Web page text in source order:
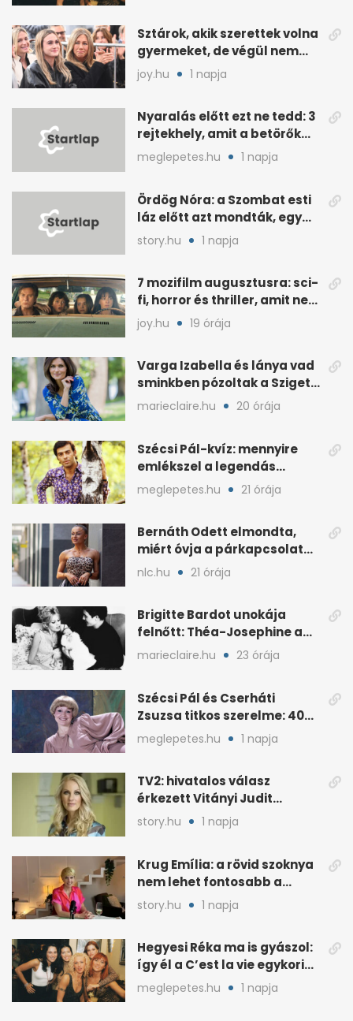
Sztárok, akik szerettek volna
gyermeket, de végül nem
született nekik
joy.hu 1 napja
Nyaralás előtt ezt ne tedd: 3
rejtekhely, amit a betörők
ismernek
meglepetes.hu 1 napja
Ördög Nóra: a Szombat esti
láz előtt azt mondták, egy
hét alatt fogyjon
story.hu 1 napja
7 mozifilm augusztusra: sci-
fi, horror és thriller, amit nem
érdemes kihagyni
joy.hu 19 órája
Varga Izabella és lánya vad
sminkben pózoltak a Sziget
előtt
marieclaire.hu 20 órája
Szécsi Pál-kvíz: mennyire
emlékszel a legendás
énekes történetére?
meglepetes.hu 21 órája
Bernáth Odett elmondta,
miért óvja a párkapcsolatát
a nyilvánosságtól
nlc.hu 21 órája
Brigitte Bardot unokája
felnőtt: Théa-Josephine a
nagymamájára hasonlít
marieclaire.hu 23 órája
Szécsi Pál és Cserháti
Zsuzsa titkos szerelme: 40
év után derült ki
meglepetes.hu 1 napja
TV2: hivatalos válasz
érkezett Vitányi Judit
további szerepéről
story.hu 1 napja
Krug Emília: a rövid szoknya
nem lehet fontosabb a
kérdéseimnél
story.hu 1 napja
Hegyesi Réka ma is gyászol:
így él a C’est la vie egykori
énekesnője
meglepetes.hu 1 napja